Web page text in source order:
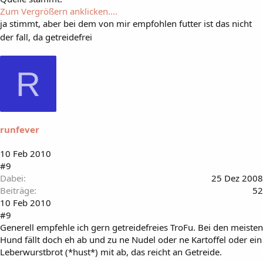
Zum Vergrößern anklicken....
ja stimmt, aber bei dem von mir empfohlen futter ist das nicht
der fall, da getreidefrei
R
runfever
10 Feb 2010
#9
Dabei
25 Dez 2008
Beiträge
52
10 Feb 2010
#9
Generell empfehle ich gern getreidefreies TroFu. Bei den meisten
Hund fällt doch eh ab und zu ne Nudel oder ne Kartoffel oder ein
Leberwurstbrot (*hust*) mit ab, das reicht an Getreide.